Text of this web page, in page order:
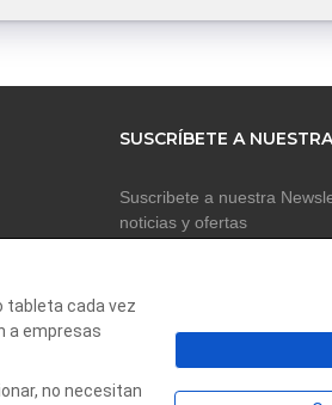
SUSCRÍBETE A
Suscribete a nuestra
noticias y ofertas
tableta cada vez
a empresas
no necesitan